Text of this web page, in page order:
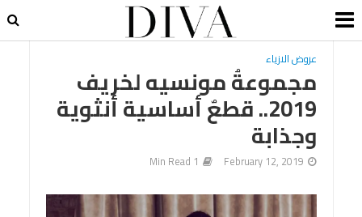
عروض الازياء
مجموعةُ مونسيه لخريف
2019.. قطعٌ أساسية أنثوية
وجذابة
February 12, 2019
1 Min Read